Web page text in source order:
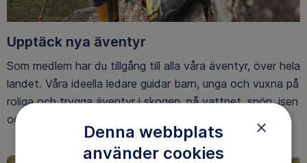
Upptäck nya äventyr
Som medlem har du tillgång till alla våra äventyr, över hela
landet. Våra ideella ledare guidar barn, unga och vuxna på
roliga och trygga äventyr i skogen, på vattnet, snön, isen
och på fjället.
×
Denna webbplats
använder cookies